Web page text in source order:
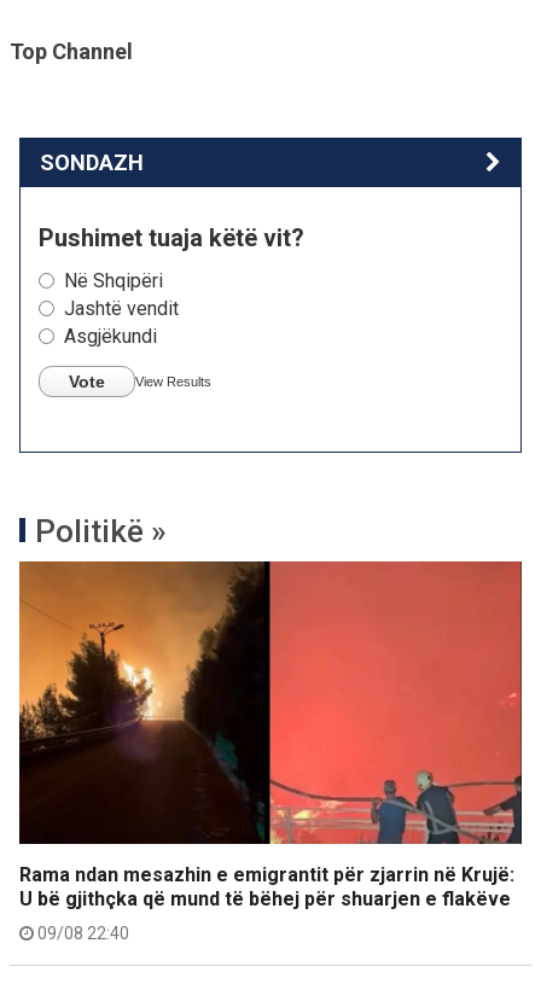
Top Channel
SONDAZH
Pushimet tuaja këtë vit?
Në Shqipëri
Jashtë vendit
Asgjëkundi
Vote View Results
Politikë »
Rama ndan mesazhin e emigrantit për zjarrin në Krujë:
U bë gjithçka që mund të bëhej për shuarjen e flakëve
09/08 22:40